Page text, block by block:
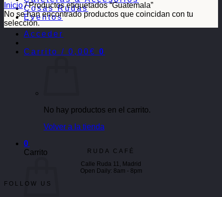
Cosas Rudas
Eventos
Acceder
Carrito / 0,00€ 0
No hay productos en el carrito.
Volver a la tienda
0
Carrito
Inicio /Productos etiquetados “Guatemala”
No se han encontrado productos que coincidan con tu
selección.
RUDA CAFÉ
Calle Ruda 11, Madrid
Open Daily: 8am - 8pm
FOLLOW US